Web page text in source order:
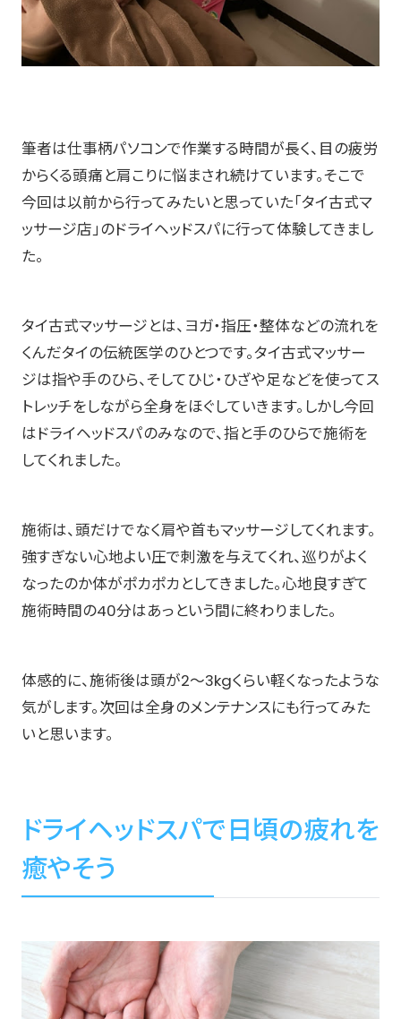
筆者は仕事柄パソコンで作業する時間が長く、目の疲労
からくる頭痛と肩こりに悩まされ続けています。そこで
今回は以前から行ってみたいと思っていた「タイ古式マ
ッサージ店」のドライヘッドスパに行って体験してきまし
た。
タイ古式マッサージとは、ヨガ・指圧・整体などの流れを
くんだタイの伝統医学のひとつです。タイ古式マッサー
ジは指や手のひら、そしてひじ・ひざや足などを使ってス
トレッチをしながら全身をほぐしていきます。しかし今回
はドライヘッドスパのみなので、指と手のひらで施術を
してくれました。
施術は、頭だけでなく肩や首もマッサージしてくれます。
強すぎない心地よい圧で刺激を与えてくれ、巡りがよく
なったのか体がポカポカとしてきました。心地良すぎて
施術時間の40分はあっという間に終わりました。
体感的に、施術後は頭が2〜3kgくらい軽くなったような
気がします。次回は全身のメンテナンスにも行ってみた
いと思います。
ドライヘッドスパで日頃の疲れを
癒やそう